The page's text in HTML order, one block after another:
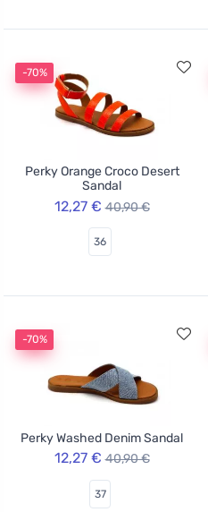
-70%
Perky Orange Croco Desert
Sandal
12,27 € 40,90 €
36
-70%
Perky Washed Denim Sandal
12,27 € 40,90 €
37